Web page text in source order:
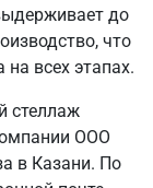
до
что
на всех этапах.
стеллаж
ООО
в Казани. По